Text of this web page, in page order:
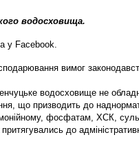
водосховища.
у Facebook.
вимог
водосховище не
що призводить до
фосфатам, ХСК,
до